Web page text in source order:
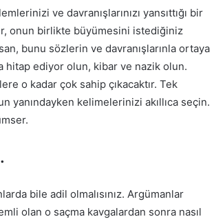
ve davranışlarınızı yansıttığı bir
onun birlikte büyümesini istediğiniz
bunu sözlerin ve davranışlarınla ​​ortaya
hitap ediyor olun, kibar ve nazik olun.
o kadar çok sahip çıkacaktır. Tek
yanındayken kelimelerinizi akıllıca seçin.
bile adil olmalısınız. Argümanlar
olan o saçma kavgalardan sonra nasıl